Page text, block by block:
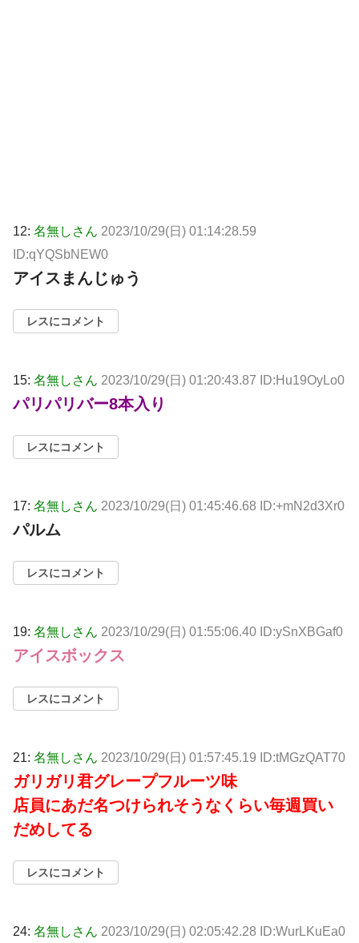
12: 名無しさん 2023/10/29(日) 01:14:28.59
ID:qYQSbNEW0
アイスまんじゅう
レスにコメント
15: 名無しさん 2023/10/29(日) 01:20:43.87 ID:Hu19OyLo0
パリパリバー8本入り
レスにコメント
17: 名無しさん 2023/10/29(日) 01:45:46.68 ID:+mN2d3Xr0
パルム
レスにコメント
19: 名無しさん 2023/10/29(日) 01:55:06.40 ID:ySnXBGaf0
アイスボックス
レスにコメント
21: 名無しさん 2023/10/29(日) 01:57:45.19 ID:tMGzQAT70
ガリガリ君グレープフルーツ味
店員にあだ名つけられそうなくらい毎週買い
だめしてる
レスにコメント
24: 名無しさん 2023/10/29(日) 02:05:42.28 ID:WurLKuEa0